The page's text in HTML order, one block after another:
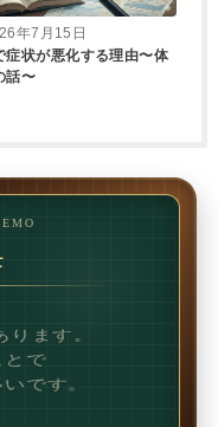
年7月15日
症状が悪化する理由〜体
話〜
ります。
とで
です。